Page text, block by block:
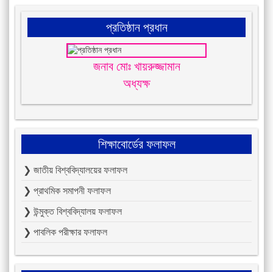
প্রতিষ্ঠান প্রধান
জনাব মোঃ খায়রুজ্জামান
অধ্যক্ষ
শিক্ষাবোর্ডের ফলাফল
❯ জাতীয় বিশ্ববিদ্যালয়ের ফলাফল
❯ প্রাথমিক সমাপনী ফলাফল
❯ উন্মুক্ত বিশ্ববিদ্যালয় ফলাফল
❯ পাবলিক পরীক্ষার ফলাফল